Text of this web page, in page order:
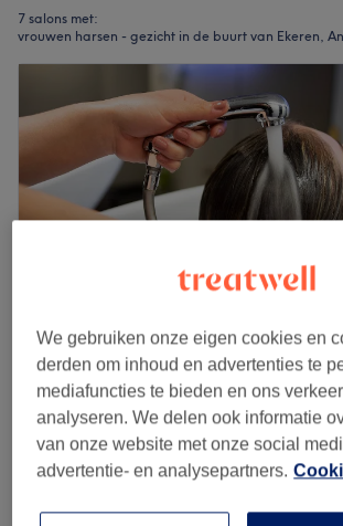
7 salons met:
vrouwen harsen - gezicht in de buurt van Ekeren,
Liza Hair Salon - Natylim BV
4,9
209 reviews
Bredabaan, Antwerpen
Laat zien
Oor - Neus - Wang WAXEN
Kort overzicht salongegevens
We gebruiken onze eigen cookies en
derden om inhoud en advertenties te
mediafuncties te bieden en ons
analyseren. We delen ook informatie
van onze website met onze social
advertentie- en analysepartners.